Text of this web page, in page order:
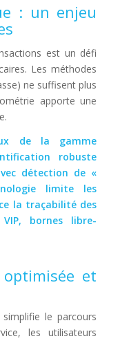
: un enjeu
est un défi
Les méthodes
ne suffisent plus
apporte une
de la gamme
robuste
détection de «
limite les
la traçabilité des
bornes libre-
et
le parcours
les utilisateurs